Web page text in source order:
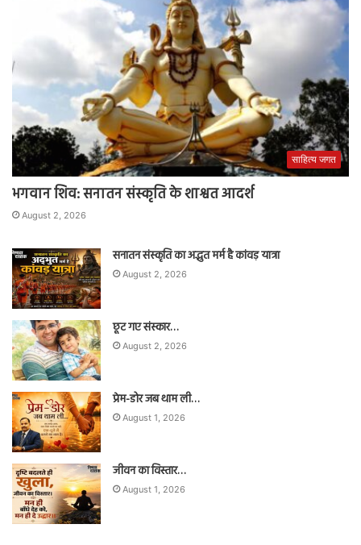
साहित्य जगत
भगवान शिव: सनातन संस्कृति के शाश्वत आदर्श
August 2, 2026
सनातन संस्कृति का अद्भुत मर्म है कांवड़ यात्रा
August 2, 2026
छूट गए संस्कार…
August 2, 2026
प्रेम-डोर जब थाम ली…
August 1, 2026
जीवन का विस्तार…
August 1, 2026